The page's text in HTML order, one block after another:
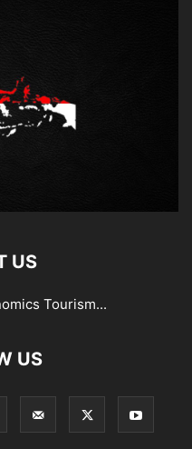
US
Tourism...
US